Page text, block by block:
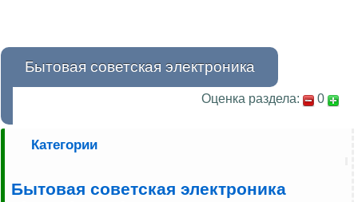
Бытовая советская электроника
Оценка раздела: 0
Категории
Бытовая советская электроника